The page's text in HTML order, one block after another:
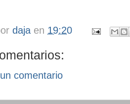
daja en 19:20
comentario